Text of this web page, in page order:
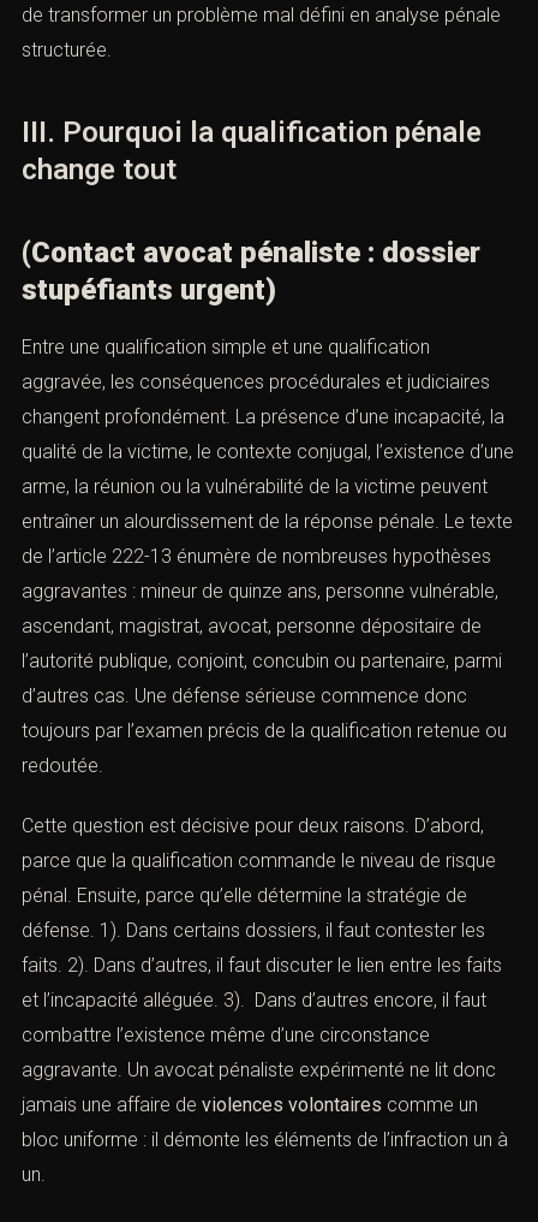
risque d’audience. L’intérêt du premier contact est
précisément de transformer un problème mal défini en
III. Pourquoi la qualification pénale
(Contact avocat pénaliste : dossier
Entre une qualification simple et une qualification
aggravée, les conséquences procédurales et judiciaires
changent profondément. La présence d’une incapacité,
la qualité de la victime, le contexte conjugal, l’existence
d’une arme, la réunion ou la vulnérabilité de la victime
peuvent entraîner un alourdissement de la réponse
pénale. Le texte de l’article 222-13énumère de
nombreuses hypothèses aggravantes : mineur de quinze
ans, personne vulnérable, ascendant, magistrat, avocat,
personne dépositaire de l’autorité publique, conjoint,
concubin ou partenaire, parmi d’autres cas. Une défense
sérieuse commence donc toujours par l’examen précis
Cette question est décisive pour deux raisons. D’abord,
parce que la qualification commande le niveau de risque
pénal. Ensuite, parce qu’elle détermine la stratégie de
défense. 1). Dans certains dossiers, il faut contester les
faits. 2). Dans d’autres, il faut discuter le lien entre les
faits et l’incapacité alléguée. 3). Dans d’autres encore, il
faut combattre l’existence même d’une circonstance
aggravante. Un avocat pénaliste expérimenté ne lit donc
jamais une affaire deviolences volontaires comme un
bloc uniforme : il démonte les éléments de l’infraction un